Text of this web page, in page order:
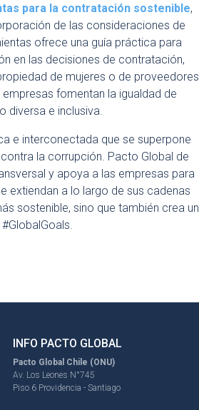
para la contratación sostenible,
de las consideraciones de
ofrece una guía práctica para
en las decisiones de contratación,
de mujeres o de proveedores
fomentan la igualdad de
diversa e inclusiva.
e interconectada que se superpone
la corrupción. Pacto Global de
y apoya a las empresas para
extiendan a lo largo de sus cadenas
sostenible, sino que también crea un
INFO PACTO GLOBAL
Pacto Global Chile (ONU)
Av. Los Leones N°745
Piso 6 Providencia - Santiago